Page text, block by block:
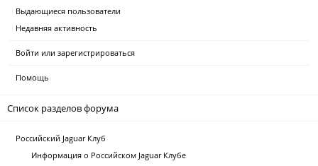
Выдающиеся пользователи
Недавняя активность
Войти или зарегистрироваться
Помощь
Список разделов форума
Российский Jaguar Клуб
Информация о Российском Jaguar Клубе